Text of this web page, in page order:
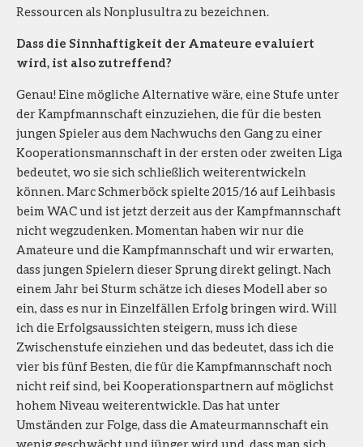
Ressourcen als Nonplusultra zu bezeichnen.
Dass die Sinnhaftigkeit der Amateure evaluiert
wird, ist also zutreffend?
Genau! Eine mögliche Alternative wäre, eine Stufe unter
der Kampfmannschaft einzuziehen, die für die besten
jungen Spieler aus dem Nachwuchs den Gang zu einer
Kooperationsmannschaft in der ersten oder zweiten Liga
bedeutet, wo sie sich schließlich weiterentwickeln
können. Marc Schmerböck spielte 2015/16 auf Leihbasis
beim WAC und ist jetzt derzeit aus der Kampfmannschaft
nicht wegzudenken. Momentan haben wir nur die
Amateure und die Kampfmannschaft und wir erwarten,
dass jungen Spielern dieser Sprung direkt gelingt. Nach
einem Jahr bei Sturm schätze ich dieses Modell aber so
ein, dass es nur in Einzelfällen Erfolg bringen wird. Will
ich die Erfolgsaussichten steigern, muss ich diese
Zwischenstufe einziehen und das bedeutet, dass ich die
vier bis fünf Besten, die für die Kampfmannschaft noch
nicht reif sind, bei Kooperationspartnern auf möglichst
hohem Niveau weiterentwickle. Das hat unter
Umständen zur Folge, dass die Amateurmannschaft ein
wenig geschwächt und jünger wird und, dass man sich